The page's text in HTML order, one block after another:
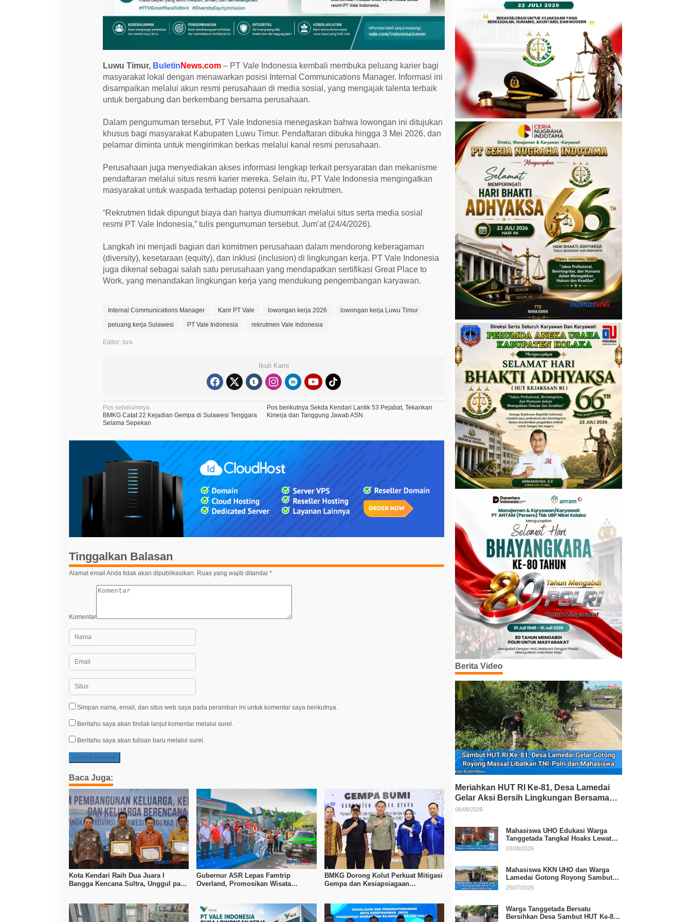
r
i
e
r
I
u
s
f
b
i
T
a
l
t
a
o
l
Luwu Timur, Buletin News.com – PT Vale Indonesia kembali membuka peluang karier bagi
masyarakat lokal dengan menawarkan posisi Internal Communications Manager. Informasi ini
disampaikan melalui akun resmi perusahaan di media sosial, yang mengajak talenta terbaik
untuk bergabung dan berkembang bersama perusahaan.
Dalam pengumuman tersebut, PT Vale Indonesia menegaskan bahwa lowongan ini ditujukan
khusus bagi masyarakat Kabupaten Luwu Timur. Pendaftaran dibuka hingga 3 Mei 2026, dan
pelamar diminta untuk mengirimkan berkas melalui kanal resmi perusahaan.
Perusahaan juga menyediakan akses informasi lengkap terkait persyaratan dan mekanisme
pendaftaran melalui situs resmi karier mereka. Selain itu, PT Vale Indonesia mengingatkan
masyarakat untuk waspada terhadap potensi penipuan rekrutmen.
“Rekrutmen tidak dipungut biaya dan hanya diumumkan melalui situs serta media sosial
resmi PT Vale Indonesia,” tulis pengumuman tersebut. Jum’at (24/4/2026).
Langkah ini menjadi bagian dari komitmen perusahaan dalam mendorong keberagaman
(diversity), kesetaraan (equity), dan inklusi (inclusion) di lingkungan kerja. PT Vale Indonesia
juga dikenal sebagai salah satu perusahaan yang mendapatkan sertifikasi Great Place to
Work, yang menandakan lingkungan kerja yang mendukung pengembangan karyawan.
Internal Communications Manager Karir PT Vale lowongan kerja 2026
lowongan kerja Luwu Timur
peluang kerja Sulawesi
PT Vale Indonesia rekrutmen Vale Indonesia
Editor: Isra
Ikuti Kami
N
a
v
g
a
Pos sebelumnya
BMKG Catat 22 Kejadian Gempa di Sulawesi Tenggara
Selama Sepekan
Pos berikutnya Sekda Kendari Lantik 53 Pejabat, Tekankan
Kinerja dan Tanggung Jawab ASN
Tinggalkan Balasan
Alamat email Anda tidak akan dipublikasikan. Ruas yang wajib ditandai *
Komentar
Simpan nama, email, dan situs web saya pada peramban ini untuk komentar saya berikutnya.
Beritahu saya akan tindak lanjut komentar melalui surel.
Beritahu saya akan tulisan baru melalui surel.
Baca Juga:
Kota Kendari Raih Dua Juara I
Bangga Kencana Sultra, Unggul pada
Gubernur ASR Lepas Famtrip
Overland, Promosikan Wisata
BMKG Dorong Kolut Perkuat Mitigasi
Gempa dan Kesiapsiagaan
Berita Video
Meriahkan HUT RI Ke-81, Desa Lamedai
Gelar Aksi Bersih Lingkungan Bersama
TNI-Polri
06/08/2026
Mahasiswa UHO Edukasi Warga
Tanggetada Tangkal Hoaks Lewat
Program Literasi
03/08/2026
Mahasiswa KKN UHO dan Warga
Lamedai Gotong Royong Sambut
HUT Ke-81 RI
25/07/2026
Warga Tanggetada Bersatu
Bersihkan Desa Sambut HUT Ke-81